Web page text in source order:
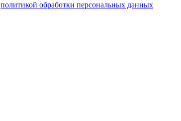
политикой обработки персональных данных